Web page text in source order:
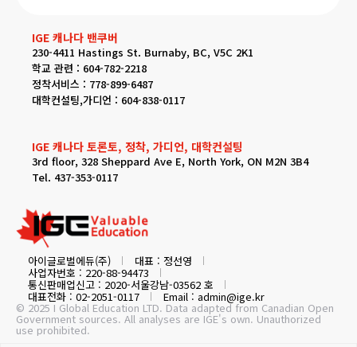
IGE 캐나다 밴쿠버
230-4411 Hastings St. Burnaby, BC, V5C 2K1
학교 관련 : 604-782-2218
정착서비스 : 778-899-6487
대학컨설팅,가디언 : 604-838-0117
IGE 캐나다 토론토, 정착, 가디언, 대학컨설팅
3rd floor, 328 Sheppard Ave E, North York, ON M2N 3B4
Tel. 437-353-0117
아이글로벌에듀(주) 대표 : 정선영
사업자번호 : 220-88-94473
통신판매업신고 : 2020-서울강남-03562 호
대표전화 : 02-2051-0117 Email : admin@ige.kr
© 2025 I Global Education LTD. Data adapted from Canadian Open
Government sources. All analyses are IGE's own. Unauthorized
use prohibited.